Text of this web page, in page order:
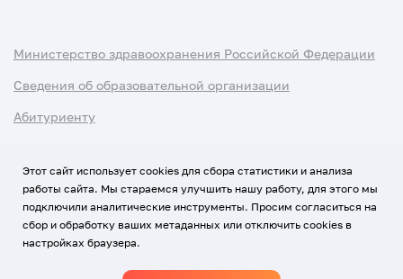
Министерство здравоохранения Российской Федерации
Сведения об образовательной организации
Абитуриенту
Использование Cookies
Политика обработки персональных данных
Этот сайт использует cookies для сбора статистики и анализа
работы сайта. Мы стараемся улучшить нашу работу, для этого мы
подключили аналитические инструменты. Просим согласиться на
сбор и обработку ваших метаданных или отключить cookies в
настройках браузера.